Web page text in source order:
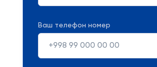
Ваш телефон номер